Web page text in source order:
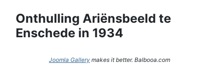
Onthulling Ariënsbeeld te
Enschede in 1934
Joomla Gallery makes it better. Balbooa.com